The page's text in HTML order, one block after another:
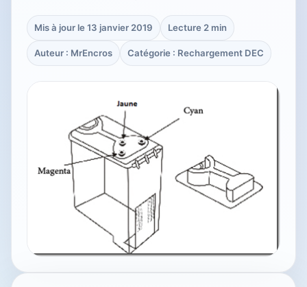
Mis à jour le 13 janvier 2019 Lecture 2 min
Auteur : MrEncros Catégorie : Rechargement DEC